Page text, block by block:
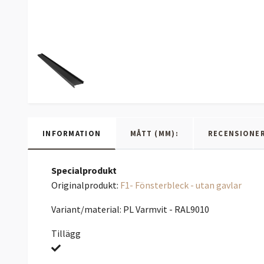
INFORMATION MÅTT (MM):
Specialprodukt
Originalprodukt: F1- Fönsterbleck - utan gavlar
Variant/material: PL Varmvit - RAL9010
Tillägg